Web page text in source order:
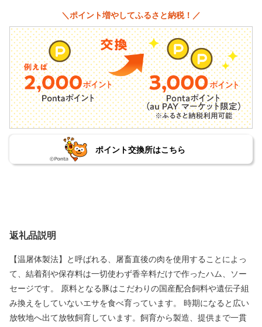
＼ポイント増やしてふるさと納税！／
ポイント交換所はこちら
返礼品説明
【温屠体製法】と呼ばれる、屠畜直後の肉を使用することによっ
て、結着剤や保存料は一切使わず香辛料だけで作ったハム、ソー
セージです。 原料となる豚はこだわりの国産配合飼料や遺伝子組
み換えをしていないエサを食べ育っています。 時期になると広い
放牧地へ出て放牧飼育しています。飼育から製造、提供まで一貫